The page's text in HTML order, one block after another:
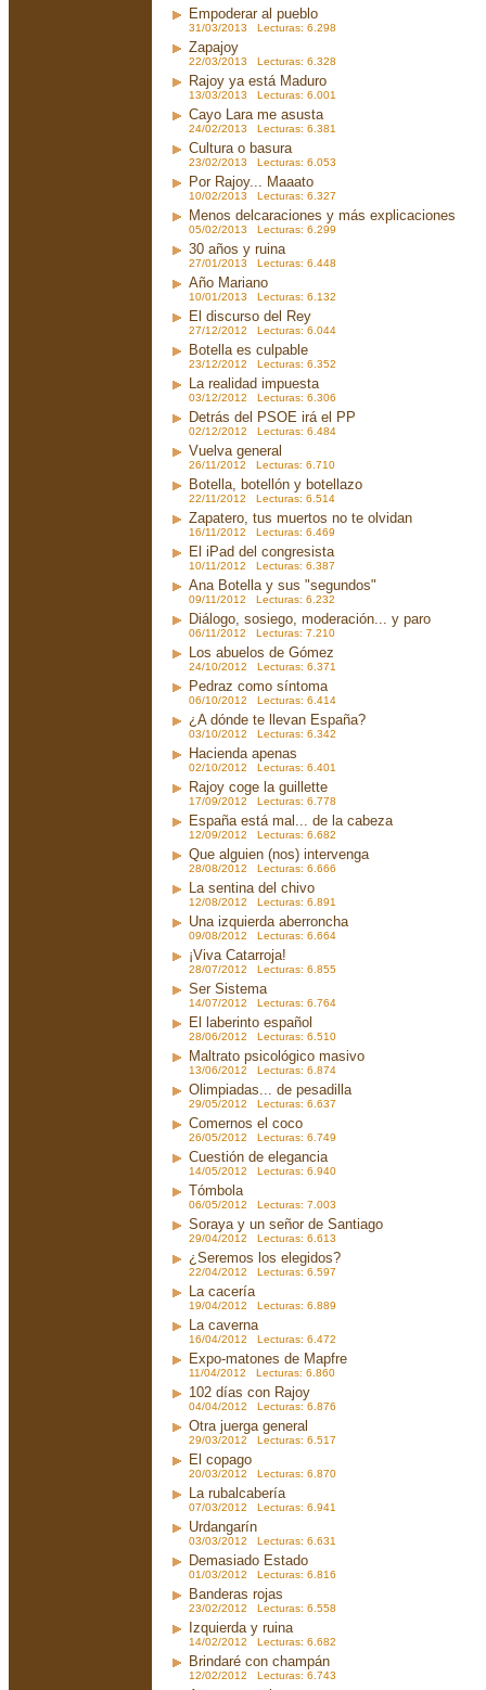
Empoderar al pueblo
31/03/2013 Lecturas: 6.298
Zapajoy
22/03/2013 Lecturas: 6.328
Rajoy ya está Maduro
13/03/2013 Lecturas: 6.001
Cayo Lara me asusta
24/02/2013 Lecturas: 6.381
Cultura o basura
23/02/2013 Lecturas: 6.053
Por Rajoy... Maaato
10/02/2013 Lecturas: 6.327
Menos delcaraciones y más explicaciones
05/02/2013 Lecturas: 6.299
30 años y ruina
27/01/2013 Lecturas: 6.448
Año Mariano
10/01/2013 Lecturas: 6.132
El discurso del Rey
27/12/2012 Lecturas: 6.044
Botella es culpable
23/12/2012 Lecturas: 6.352
La realidad impuesta
03/12/2012 Lecturas: 6.306
Detrás del PSOE irá el PP
02/12/2012 Lecturas: 6.484
Vuelva general
26/11/2012 Lecturas: 6.710
Botella, botellón y botellazo
22/11/2012 Lecturas: 6.514
Zapatero, tus muertos no te olvidan
16/11/2012 Lecturas: 6.469
El iPad del congresista
10/11/2012 Lecturas: 6.387
Ana Botella y sus "segundos"
09/11/2012 Lecturas: 6.232
Diálogo, sosiego, moderación... y paro
06/11/2012 Lecturas: 7.210
Los abuelos de Gómez
24/10/2012 Lecturas: 6.371
Pedraz como síntoma
06/10/2012 Lecturas: 6.414
¿A dónde te llevan España?
03/10/2012 Lecturas: 6.342
Hacienda apenas
02/10/2012 Lecturas: 6.401
Rajoy coge la guillette
17/09/2012 Lecturas: 6.778
España está mal... de la cabeza
12/09/2012 Lecturas: 6.682
Que alguien (nos) intervenga
28/08/2012 Lecturas: 6.666
La sentina del chivo
12/08/2012 Lecturas: 6.891
Una izquierda aberroncha
09/08/2012 Lecturas: 6.664
¡Viva Catarroja!
28/07/2012 Lecturas: 6.855
Ser Sistema
14/07/2012 Lecturas: 6.764
El laberinto español
28/06/2012 Lecturas: 6.510
Maltrato psicológico masivo
13/06/2012 Lecturas: 6.874
Olimpiadas... de pesadilla
29/05/2012 Lecturas: 6.637
Comernos el coco
26/05/2012 Lecturas: 6.749
Cuestión de elegancia
14/05/2012 Lecturas: 6.940
Tómbola
06/05/2012 Lecturas: 7.003
Soraya y un señor de Santiago
29/04/2012 Lecturas: 6.613
¿Seremos los elegidos?
22/04/2012 Lecturas: 6.597
La cacería
19/04/2012 Lecturas: 6.889
La caverna
16/04/2012 Lecturas: 6.472
Expo-matones de Mapfre
11/04/2012 Lecturas: 6.860
102 días con Rajoy
04/04/2012 Lecturas: 6.876
Otra juerga general
29/03/2012 Lecturas: 6.517
El copago
20/03/2012 Lecturas: 6.870
La rubalcabería
07/03/2012 Lecturas: 6.941
Urdangarín
03/03/2012 Lecturas: 6.631
Demasiado Estado
01/03/2012 Lecturas: 6.816
Banderas rojas
23/02/2012 Lecturas: 6.558
Izquierda y ruina
14/02/2012 Lecturas: 6.682
Brindaré con champán
12/02/2012 Lecturas: 6.743